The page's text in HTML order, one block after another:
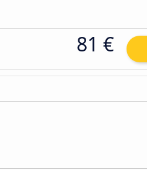
81 €